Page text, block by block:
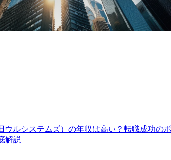
ウルシステムズ）の年収は高い？転職成功の
解説